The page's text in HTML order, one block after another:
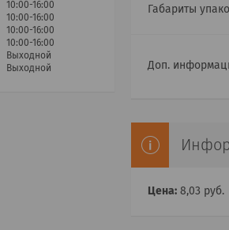
Габариты
Доп.
Цена: 8,03 руб.
10:00-16:00
10:00-16:00
10:00-16:00
10:00-16:00
Выходной
Выходной